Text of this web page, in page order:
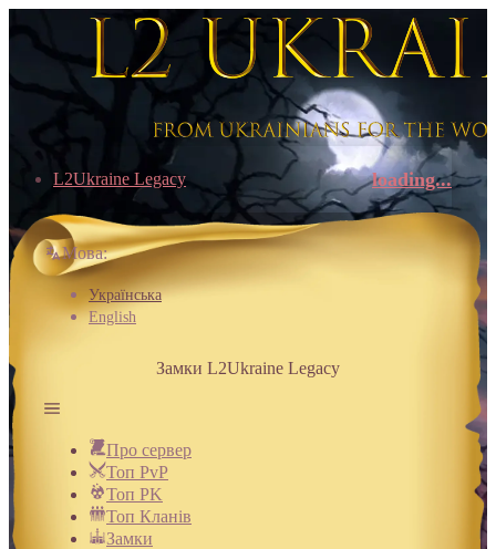
L2Ukraine Legacy loading...
Мова:
Українська
English
Замки L2Ukraine Legacy
Про сервер
Топ PvP
Топ PK
Топ Кланів
Замки